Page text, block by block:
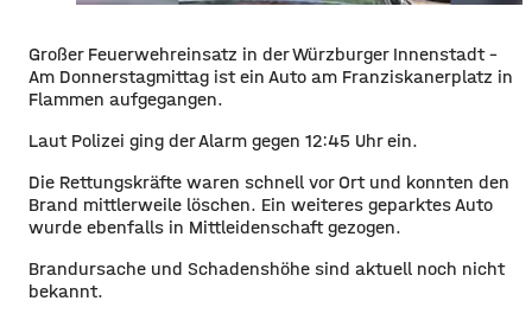
Großer Feuerwehreinsatz in der Würzburger Innenstadt –
Am Donnerstagmittag ist ein Auto am Franziskanerplatz in
Flammen aufgegangen.
Laut Polizei ging der Alarm gegen 12:45 Uhr ein.
Die Rettungskräfte waren schnell vor Ort und konnten den
Brand mittlerweile löschen. Ein weiteres geparktes Auto
wurde ebenfalls in Mittleidenschaft gezogen.
Brandursache und Schadenshöhe sind aktuell noch nicht
bekannt.